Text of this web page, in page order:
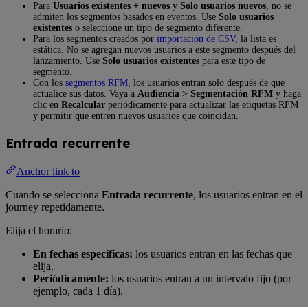
Para Usuarios existentes + nuevos y Solo usuarios nuevos, no se
admiten los segmentos basados en eventos. Use Solo usuarios
existentes o seleccione un tipo de segmento diferente.
Para los segmentos creados por importación de CSV, la lista es
estática. No se agregan nuevos usuarios a este segmento después del
lanzamiento. Use Solo usuarios existentes para este tipo de
segmento.
Con los segmentos RFM, los usuarios entran solo después de que
actualice sus datos. Vaya a Audiencia > Segmentación RFM y haga
clic en Recalcular periódicamente para actualizar las etiquetas RFM
y permitir que entren nuevos usuarios que coincidan.
Entrada recurrente
Anchor link to
Cuando se selecciona Entrada recurrente, los usuarios entran en el
journey repetidamente.
Elija el horario:
En fechas específicas: los usuarios entran en las fechas que
elija.
Periódicamente: los usuarios entran a un intervalo fijo (por
ejemplo, cada 1 día).